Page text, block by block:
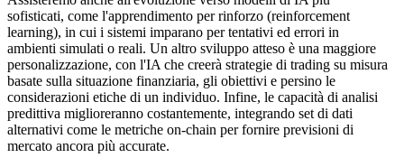
sofisticati, come l'apprendimento per rinforzo (reinforcement
learning), in cui i sistemi imparano per tentativi ed errori in
ambienti simulati o reali. Un altro sviluppo atteso è una maggiore
personalizzazione, con l'IA che creerà strategie di trading su misura
basate sulla situazione finanziaria, gli obiettivi e persino le
considerazioni etiche di un individuo. Infine, le capacità di analisi
predittiva miglioreranno costantemente, integrando set di dati
alternativi come le metriche on-chain per fornire previsioni di
mercato ancora più accurate.